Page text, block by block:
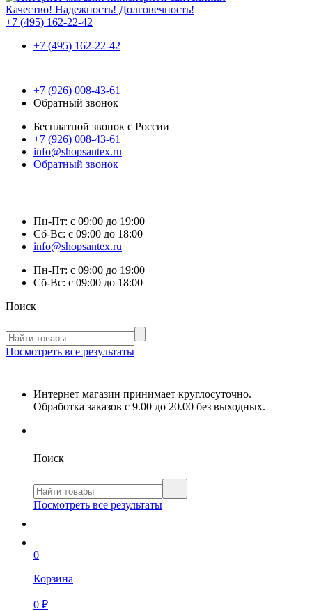
Качество! Надежность! Долговечность!
+7 (495) 162-22-42
+7 (495) 162-22-42
+7 (926) 008-43-61
Обратный звонок
Бесплатной звонок с России
+7 (926) 008-43-61
info@shopsantex.ru
Обратный звонок
Пн-Пт: с 09:00 до 19:00
Сб-Вс: с 09:00 до 18:00
info@shopsantex.ru
Пн-Пт: с 09:00 до 19:00
Сб-Вс: с 09:00 до 18:00
Поиск
Посмотреть все результаты
Интернет магазин принимает круглосуточно.
Обработка заказов с 9.00 до 20.00 без выходных.
Поиск
Посмотреть все результаты
0
Корзина
0 ₽